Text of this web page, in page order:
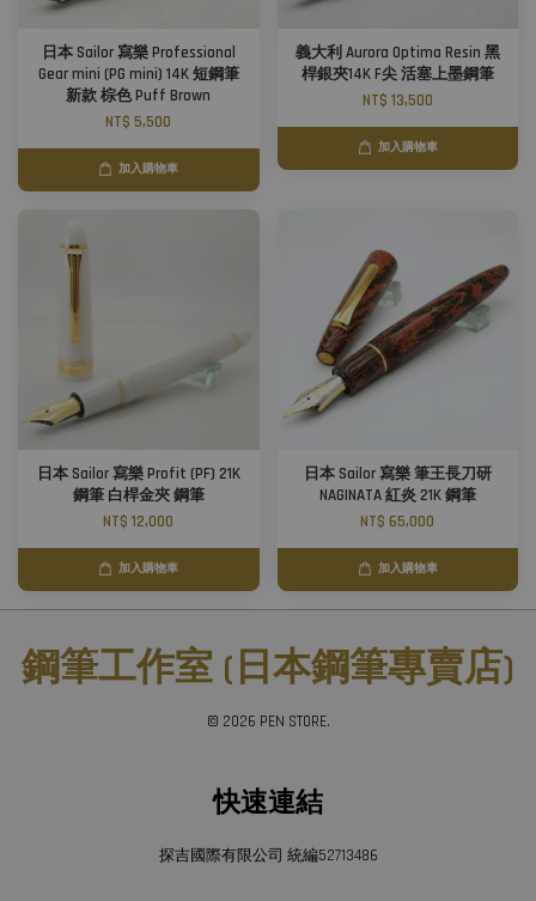
日本 Sailor 寫樂 Professional
Gear mini (PG mini) 14K 短鋼筆
新款 棕色 Puff Brown
NT$ 5,500
加入購物車
義大利 Aurora Optima Resin 黑
桿銀夾14K F尖 活塞上墨鋼筆
NT$ 13,500
加入購物車
日本 Sailor 寫樂 Profit (PF) 21K
鋼筆 白桿金夾 鋼筆
NT$ 12,000
加入購物車
日本 Sailor 寫樂 筆王長刀研
NAGINATA 紅炎 21K 鋼筆
NT$ 65,000
加入購物車
鋼筆工作室 (日本鋼筆專賣店)
© 2026 PEN STORE.
快速連結
探吉國際有限公司 統編52713486